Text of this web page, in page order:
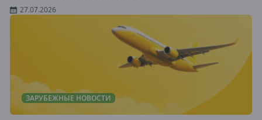
27.07.2026
ЗАРУБЕЖНЫЕ НОВОСТИ